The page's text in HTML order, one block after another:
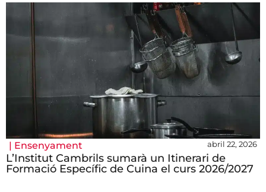
| Ensenyament abril 22, 2026
L’Institut Cambrils sumarà un Itinerari de
Formació Específic de Cuina el curs 2026/2027